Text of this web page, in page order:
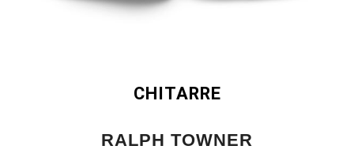
CHITARRE
RALPH TOWNER